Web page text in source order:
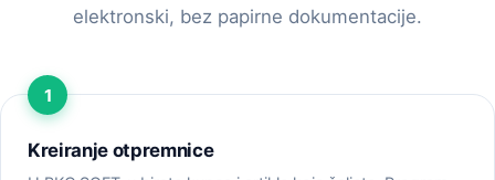
elektronski, bez papirne dokumentacije.
Kreiranje otpremnice